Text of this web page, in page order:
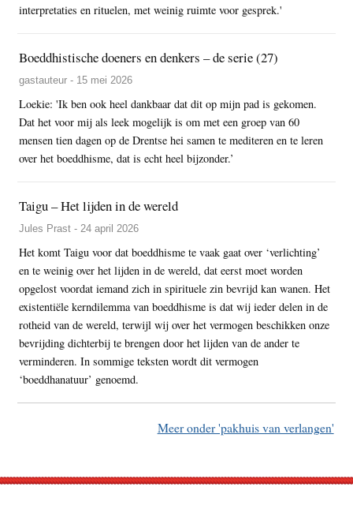
interpretaties en rituelen, met weinig ruimte voor gesprek.'
Boeddhistische doeners en denkers – de serie (27)
gastauteur - 15 mei 2026
Loekie: 'Ik ben ook heel dankbaar dat dit op mijn pad is gekomen.
Dat het voor mij als leek mogelijk is om met een groep van 60
mensen tien dagen op de Drentse hei samen te mediteren en te leren
over het boeddhisme, dat is echt heel bijzonder.’
Taigu – Het lijden in de wereld
Jules Prast - 24 april 2026
Het komt Taigu voor dat boeddhisme te vaak gaat over ‘verlichting’
en te weinig over het lijden in de wereld, dat eerst moet worden
opgelost voordat iemand zich in spirituele zin bevrijd kan wanen. Het
existentiële kerndilemma van boeddhisme is dat wij ieder delen in de
rotheid van de wereld, terwijl wij over het vermogen beschikken onze
bevrijding dichterbij te brengen door het lijden van de ander te
verminderen. In sommige teksten wordt dit vermogen
‘boeddhanatuur’ genoemd.
Meer onder 'pakhuis van verlangen'